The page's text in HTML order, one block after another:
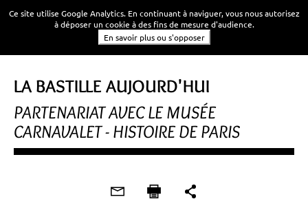
LA BASTILLE AUJOURD'HUI
PARTENARIAT AVEC LE MUSÉE
CARNAVALET - HISTOIRE DE PARIS
Ce site utilise Google Analytics. En continuant à naviguer, vous nous autorisez
à déposer un cookie à des fins de mesure d'audience.
En savoir plus ou s'opposer